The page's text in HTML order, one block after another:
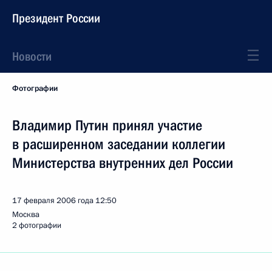
Президент России
Новости
Фотографии
Владимир Путин принял участие
в расширенном заседании коллегии
Министерства внутренних дел России
17 февраля 2006 года 12:50
Москва
2 фотографии